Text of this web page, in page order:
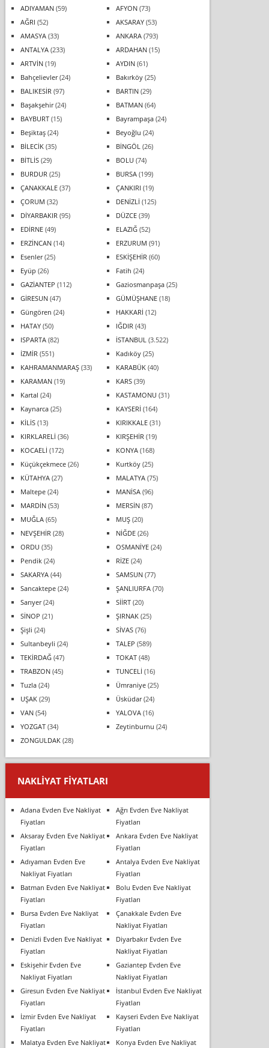
ADIYAMAN(59) AFYON(73)
AĞRI (52) AKSARAY(53)
AMASYA(33) ANKARA(793)
ANTALYA(233) ARDAHAN(15)
ARTVİN(19) AYDIN(61)
Bahçelievler(24) Bakırköy(25)
BALIKESİR (97) BARTIN(29)
Başakşehir(24) BATMAN(64)
BAYBURT(15) Bayrampaşa(24)
Beşiktaş(24) Beyoğlu (24)
BİLECİK(35) BİNGÖL (26)
BİTLİS(29) BOLU (74)
BURDUR (25) BURSA(199)
ÇANAKKALE(37) ÇANKIRI (19)
ÇORUM (32) DENİZLİ (125)
DİYARBAKIR (95) DÜZCE(39)
EDİRNE(49) ELAZIĞ(52)
ERZİNCAN(14) ERZURUM (91)
Esenler(25) ESKİŞEHİR (60)
Eyüp (26) Fatih (24)
GAZİANTEP (112) Gaziosmanpaşa(25)
GİRESUN(47) GÜMÜŞHANE(18)
Güngören (24) HAKKARİ (12)
HATAY(50) IĞDIR (43)
ISPARTA(82) İSTANBUL (3.522)
İZMİR (551) Kadıköy(25)
KAHRAMANMARAŞ(33) KARABÜK(40)
KARAMAN(19) KARS(39)
Kartal (24) KASTAMONU (31)
Kaynarca(25) KAYSERİ (164)
KİLİS(13) KIRIKKALE(31)
KIRKLARELİ (36) KIRŞEHİR (19)
KOCAELİ (172) KONYA(168)
Küçükçekmece(26) Kurtköy(25)
KÜTAHYA(27) MALATYA(75)
Maltepe(24) MANİSA(96)
MARDİN(53) MERSİN(87)
MUĞLA(65) MUŞ(20)
NEVŞEHİR (28) NİĞDE(26)
ORDU (35) OSMANİYE(24)
Pendik(24) RİZE(24)
SAKARYA(44) SAMSUN(77)
Sancaktepe(24) ŞANLIURFA(70)
Sarıyer(24) SİİRT(20)
SİNOP (21) ŞIRNAK(25)
Şişli (24) SİVAS(76)
Sultanbeyli (24) TALEP (589)
TEKİRDAĞ(47) TOKAT(48)
TRABZON(45) TUNCELİ (16)
Tuzla(24) Ümraniye(25)
UŞAK(29) Üsküdar(24)
VAN(54) YALOVA(16)
YOZGAT(34) Zeytinburnu (24)
ZONGULDAK(28)
NAKLIYAT FIYATLARI
Adana Evden Eve Nakliyat
Fiyatları
Ağrı Evden Eve Nakliyat
Fiyatları
Aksaray Evden Eve Nakliyat
Fiyatları
Ankara Evden Eve Nakliyat
Fiyatları
Adıyaman Evden Eve
Nakliyat Fiyatları
Antalya Evden Eve Nakliyat
Fiyatları
Batman Evden Eve Nakliyat
Fiyatları
Bolu Evden Eve Nakliyat
Fiyatları
Bursa Evden Eve Nakliyat
Fiyatları
Çanakkale Evden Eve
Nakliyat Fiyatları
Denizli Evden Eve Nakliyat
Fiyatları
Diyarbakır Evden Eve
Nakliyat Fiyatları
Eskişehir Evden Eve
Nakliyat Fiyatları
Gaziantep Evden Eve
Nakliyat Fiyatları
Giresun Evden Eve Nakliyat
Fiyatları
İstanbul Evden Eve Nakliyat
Fiyatları
İzmir Evden Eve Nakliyat
Fiyatları
Kayseri Evden Eve Nakliyat
Fiyatları
Malatya Evden Eve Nakliyat
Konya Evden Eve Nakliyat